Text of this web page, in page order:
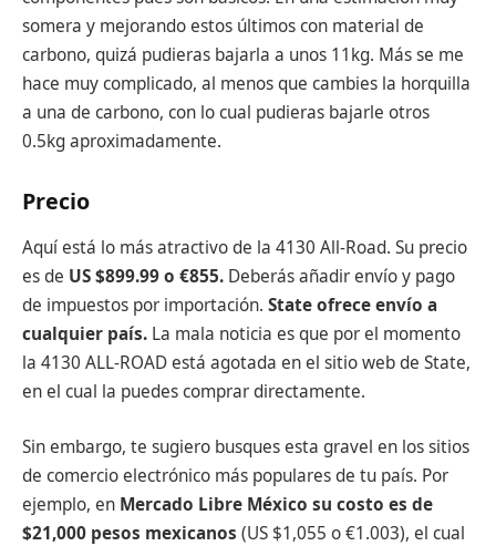
somera y mejorando estos últimos con material de
carbono, quizá pudieras bajarla a unos 11kg. Más se me
hace muy complicado, al menos que cambies la horquilla
a una de carbono, con lo cual pudieras bajarle otros
0.5kg aproximadamente.
Precio
Aquí está lo más atractivo de la 4130 All-Road. Su precio
es de US $899.99 o €855. Deberás añadir envío y pago
de impuestos por importación. State ofrece envío a
cualquier país. La mala noticia es que por el momento
la 4130 ALL-ROAD está agotada en el sitio web de State,
en el cual la puedes comprar directamente.
Sin embargo, te sugiero busques esta gravel en los sitios
de comercio electrónico más populares de tu país. Por
ejemplo, en Mercado Libre México su costo es de
$21,000 pesos mexicanos (US $1,055 o €1.003), el cual